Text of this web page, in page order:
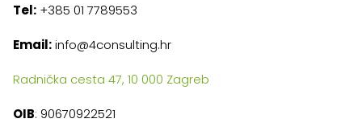
Tel: +385 01 7789553
Email:info@4consulting.hr
Radnička cesta 47, 10 000 Zagreb
OIB: 90670922521